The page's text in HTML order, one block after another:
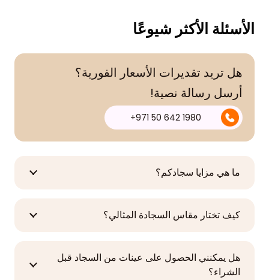
الأسئلة الأكثر شيوعًا
هل تريد تقديرات الأسعار الفورية؟
أرسل رسالة نصية!
1980 642 50 971+
ما هي مزايا سجادكم؟
كيف تختار مقاس السجادة المثالي؟
هل يمكنني الحصول على عينات من السجاد قبل
الشراء؟